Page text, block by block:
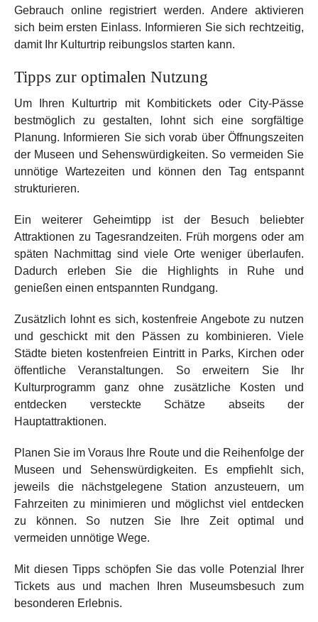
Gebrauch online registriert werden. Andere aktivieren
sich beim ersten Einlass. Informieren Sie sich rechtzeitig,
damit Ihr Kulturtrip reibungslos starten kann.
Tipps zur optimalen Nutzung
Um Ihren Kulturtrip mit Kombitickets oder City-Pässe
bestmöglich zu gestalten, lohnt sich eine sorgfältige
Planung. Informieren Sie sich vorab über Öffnungszeiten
der Museen und Sehenswürdigkeiten. So vermeiden Sie
unnötige Wartezeiten und können den Tag entspannt
strukturieren.
Ein weiterer Geheimtipp ist der Besuch beliebter
Attraktionen zu Tagesrandzeiten. Früh morgens oder am
späten Nachmittag sind viele Orte weniger überlaufen.
Dadurch erleben Sie die Highlights in Ruhe und
genießen einen entspannten Rundgang.
Zusätzlich lohnt es sich, kostenfreie Angebote zu nutzen
und geschickt mit den Pässen zu kombinieren. Viele
Städte bieten kostenfreien Eintritt in Parks, Kirchen oder
öffentliche Veranstaltungen. So erweitern Sie Ihr
Kulturprogramm ganz ohne zusätzliche Kosten und
entdecken versteckte Schätze abseits der
Hauptattraktionen.
Planen Sie im Voraus Ihre Route und die Reihenfolge der
Museen und Sehenswürdigkeiten. Es empfiehlt sich,
jeweils die nächstgelegene Station anzusteuern, um
Fahrzeiten zu minimieren und möglichst viel entdecken
zu können. So nutzen Sie Ihre Zeit optimal und
vermeiden unnötige Wege.
Mit diesen Tipps schöpfen Sie das volle Potenzial Ihrer
Tickets aus und machen Ihren Museumsbesuch zum
besonderen Erlebnis.